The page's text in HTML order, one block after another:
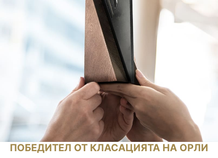
ПОБЕДИТЕЛ ОТ КЛАСАЦИЯТА НА ОРЛИ